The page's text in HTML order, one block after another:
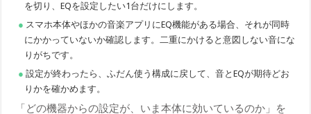
を切り、EQを設定したい1台だけにします。
スマホ本体やほかの音楽アプリにEQ機能がある場合、それが同時
にかかっていないか確認します。二重にかけると意図しない音にな
りがちです。
設定が終わったら、ふだん使う構成に戻して、音とEQが期待どお
りかを確かめます。
「どの機器からの設定が、いま本体に効いているのか」を